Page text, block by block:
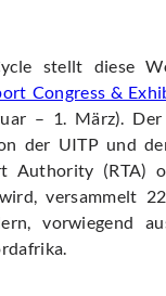
stellt diese
Congress &
– 1. März). Der
der UITP und
Authority (RTA)
versammelt
vorwiegend